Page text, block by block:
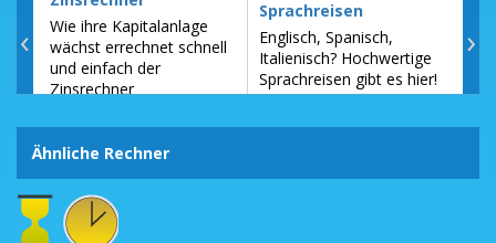
Wie ihre Kapitalanlage
wächst errechnet schnell
und einfach der
Zinsrechner
Sprachreisen
Englisch, Spanisch,
Italienisch? Hochwertige
Sprachreisen gibt es hier!
‹ ›
Ähnliche Rechner